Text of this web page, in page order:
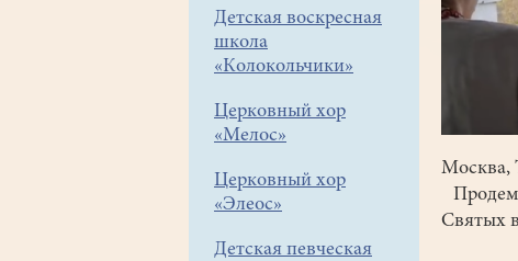
Детская воскресная
школа
«Колокольчики»
Церковный хор
«Мелос»
Церковный хор
«Элеос»
Детская певческая
Москва,
Святых